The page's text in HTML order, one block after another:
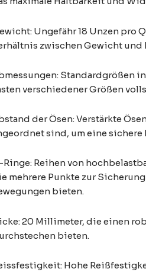
Ungefähr 18 Unzen pro
zwischen Gewicht
Standardgrößen
verschiedener Größen
der Ösen: Verstärkte
sind, um eine
Ringe: Reihen von
mehrere Punkte zur
bieten.
20 Millimeter, die einen
bieten.
Hohe